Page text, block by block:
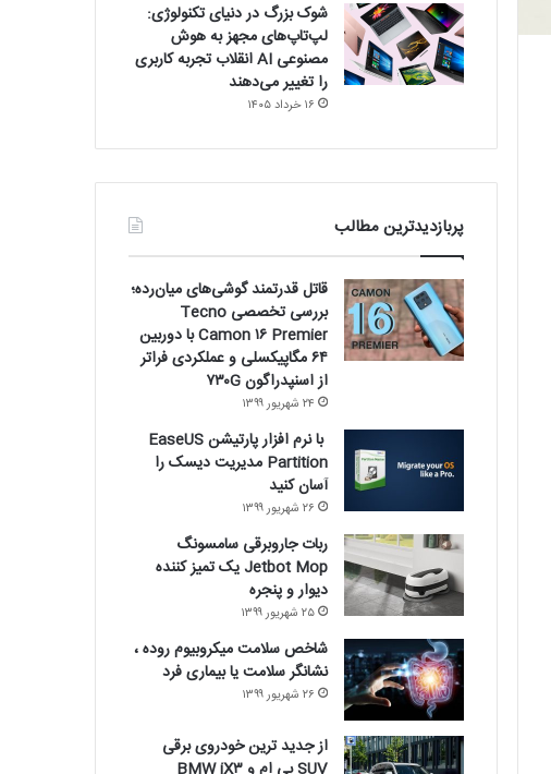
شوک بزرگ در دنیای تکنولوژی:
لپ‌تاپ‌های مجهز به هوش
مصنوعی AI انقلاب تجربه کاربری
را تغییر می‌دهند
۱۶ خرداد ۱۴۰۵
پربازدیدترین مطالب
قاتل قدرتمند گوشی‌های میان‌رده؛
بررسی تخصصی Tecno
Camon ۱۶ Premier با دوربین
۶۴ مگاپیکسلی و عملکردی فراتر
از اسنپدراگون ۷۳۰G
۲۴ شهریور ۱۳۹۹
با نرم افزار پارتیشن EaseUS
Partition مدیریت دیسک را
آسان کنید
۲۶ شهریور ۱۳۹۹
ربات جاروبرقی سامسونگ
Jetbot Mop یک تمیز کننده
دیوار و پنجره
۲۵ شهریور ۱۳۹۹
شاخص سلامت میکروبیوم روده ،
نشانگر سلامت یا بیماری فرد
۲۶ شهریور ۱۳۹۹
از جدید ترین خودروی برقی